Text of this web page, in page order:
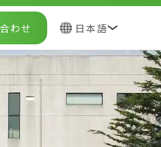
わせ 日本語